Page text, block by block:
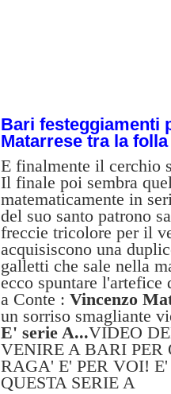
Bari festeggiamenti
Matarrese tra la
E finalmente il cerchio
Il finale poi sembra
matematicamente in
del suo santo patrono
freccie tricolore per il
acquisiscono una
galletti che sale nella
ecco spuntare l'artefice
a Conte : Vincenzo
un sorriso smagliante
E' serie A...VIDEO
VENIRE A BARI
RAGA' E' PER VOI!
QUESTA SERIE A